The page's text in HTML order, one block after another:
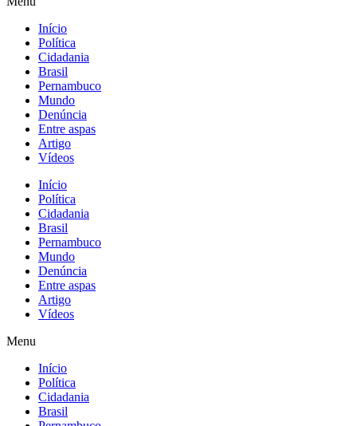
Início
Política
Cidadania
Brasil
Pernambuco
Mundo
Denúncia
Entre aspas
Artigo
Vídeos
Início
Política
Cidadania
Brasil
Pernambuco
Mundo
Denúncia
Entre aspas
Artigo
Vídeos
Menu
Início
Política
Cidadania
Brasil